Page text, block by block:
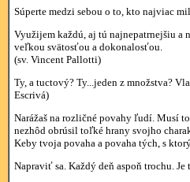
Súperte medzi sebou o to, kto najviac
Využijem každú, aj tú najnepatrnejšiu
veľkou svätosťou a dokonalosťou.
(sv. Vincent Pallotti)
Ty, a tuctový? Ty...jeden z množstva?
Escrivá)
Narážaš na rozličné povahy ľudí. Musí
nezhôd obrúsil toľké hrany svojho
Keby tvoja povaha a povaha tých, s
Napraviť sa. Každý deň aspoň trochu.